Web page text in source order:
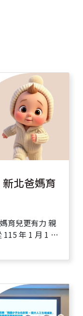
北爸媽育
兒更有力 親